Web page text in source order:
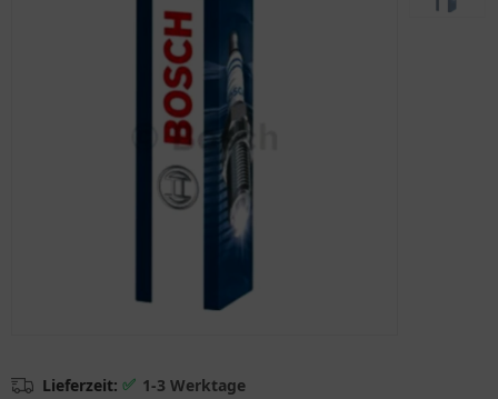
Lieferzeit: ✅ 1-3 Werktage